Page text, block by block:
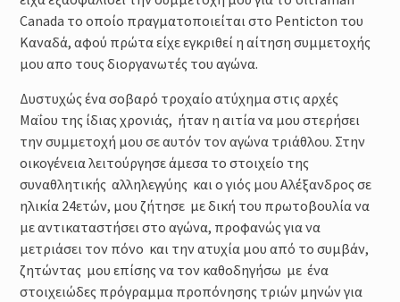
έντασης της προπόνησης :
Φυσιολογικά και Πρακτικά
Ζητήματα
Περιοδικότητα
Προπόνηση Δύναμης για αθλητές
Τριάθλου
Canada το οποίο πραγματοποιείται στο Penticton του
Καναδά, αφού πρώτα είχε εγκριθεί η αίτηση συμμετοχής
μου απο τους διοργανωτές του αγώνα.
Δυστυχώς ένα σοβαρό τροχαίο ατύχημα στις αρχές
Μαΐου της ίδιας χρονιάς, ήταν η αιτία να μου στερήσει
την συμμετοχή μου σε αυτόν τον αγώνα τριάθλου. Στην
οικογένεια λειτούργησε άμεσα το στοιχείο της
συναθλητικής αλληλεγγύης και ο γιός μου Αλέξανδρος σε
ηλικία 24ετών, μου ζήτησε με δική του πρωτοβουλία να
με αντικαταστήσει στο αγώνα, προφανώς για να
μετριάσει τον πόνο και την ατυχία μου από το συμβάν,
ζητώντας μου επίσης να τον καθοδηγήσω με ένα
στοιχειώδες πρόγραμμα προπόνησης τριών μηνών για